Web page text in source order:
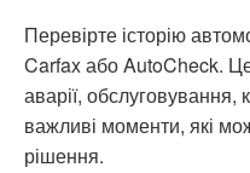
Перевірте історію
Carfax або AutoCheck.
аварії, обслуговування,
важливі моменти, які
рішення.